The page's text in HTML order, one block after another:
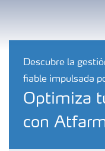
Descubre la
fiable impulsada
Optimiza
con